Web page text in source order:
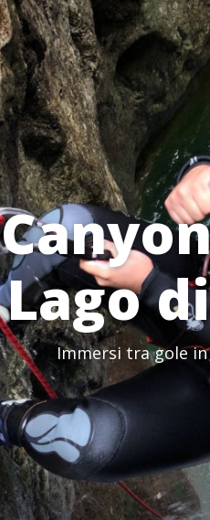
Lago
Immersi tra gole